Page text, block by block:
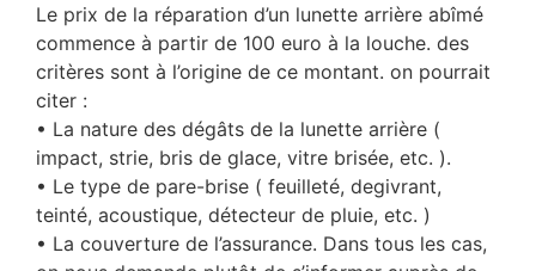
Le prix de la réparation d’un lunette arrière abîmé
commence à partir de 100 euro à la louche. des
critères sont à l’origine de ce montant. on pourrait
citer :
• La nature des dégâts de la lunette arrière (
impact, strie, bris de glace, vitre brisée, etc. ).
• Le type de pare-brise ( feuilleté, degivrant,
teinté, acoustique, détecteur de pluie, etc. )
• La couverture de l’assurance. Dans tous les cas,